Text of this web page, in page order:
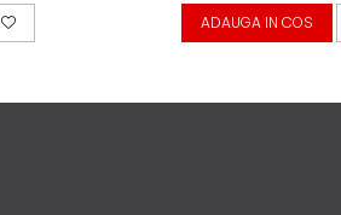
ADAUGA IN COS